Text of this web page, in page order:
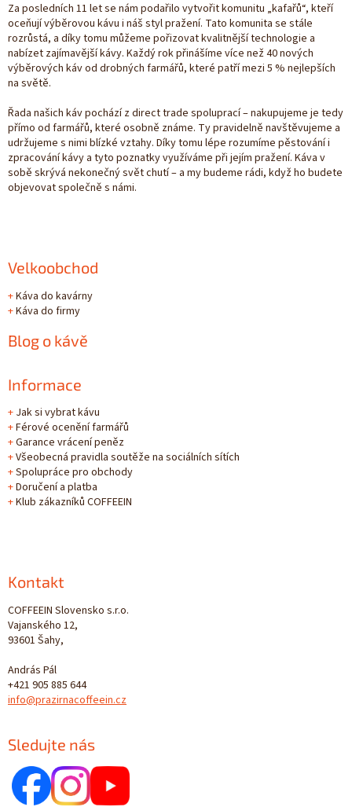
Za posledních 11 let se nám podařilo vytvořit komunitu „kafařů“, kteří
oceňují výběrovou kávu i náš styl pražení. Tato komunita se stále
rozrůstá, a díky tomu můžeme pořizovat kvalitnější technologie a
nabízet zajímavější kávy. Každý rok přinášíme více než 40 nových
výběrových káv od drobných farmářů, které patří mezi 5 % nejlepších
na světě.
Řada našich káv pochází z direct trade spoluprací – nakupujeme je tedy
přímo od farmářů, které osobně známe. Ty pravidelně navštěvujeme a
udržujeme s nimi blízké vztahy. Díky tomu lépe rozumíme pěstování i
zpracování kávy a tyto poznatky využíváme při jejím pražení. Káva v
sobě skrývá nekonečný svět chutí – a my budeme rádi, když ho budete
objevovat společně s námi.
Velkoobchod
+Káva do kavárny
+Káva do firmy
Blog o kávě
Informace
+ Jak si vybrat kávu
+Férové ocenění farmářů
+Garance vrácení peněz
+Všeobecná pravidla soutěže na sociálních sítích
+Spolupráce pro obchody
+Doručení a platba
+Klub zákazníků COFFEEIN
Kontakt
COFFEEIN Slovensko s.r.o.
Vajanského 12,
93601 Šahy,
András Pál
+421 905 885 644
info@prazirnacoffeein.cz
Sledujte nás